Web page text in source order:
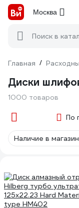
Москва
Поиск в
Главная /
Диски
1000 товаров
По
Наличие в